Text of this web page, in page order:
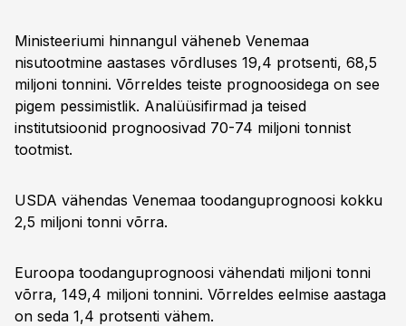
Ministeeriumi hinnangul väheneb Venemaa
nisutootmine aastases võrdluses 19,4 protsenti, 68,5
miljoni tonnini. Võrreldes teiste prognoosidega on see
pigem pessimistlik. Analüüsifirmad ja teised
institutsioonid prognoosivad 70-74 miljoni tonnist
tootmist.
USDA vähendas Venemaa toodanguprognoosi kokku
2,5 miljoni tonni võrra.
Euroopa toodanguprognoosi vähendati miljoni tonni
võrra, 149,4 miljoni tonnini. Võrreldes eelmise aastaga
on seda 1,4 protsenti vähem.